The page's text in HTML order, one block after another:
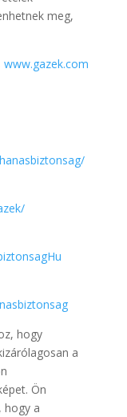
meg,
www.gazek.com
hogy
a
Ön
hogy a